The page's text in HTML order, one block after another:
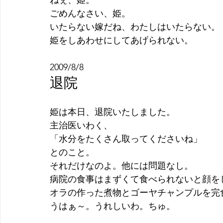
ごめんなさい、姫。
いたらない嫁だね、わたしはいたらない。
姫をしあわせにしてあげられない。
2009/8/8
退院
姫は本日、退院いたしました。
主治医いわく、
「水分をたくさん取ってくださいね」
とのこと。
それだけなのよ。他には問題なし。
病院の食事はまずくて食べられないと顔を
オラの作った煮物とゴーヤチャンプルを完
うはぁ～。うれしいわ。ちゅ。